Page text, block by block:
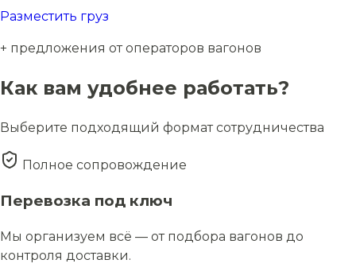
Разместить груз
+ предложения от операторов вагонов
Как вам удобнее работать?
Выберите подходящий формат сотрудничества
Полное сопровождение
Перевозка под ключ
Мы организуем всё — от подбора вагонов до
контроля доставки.